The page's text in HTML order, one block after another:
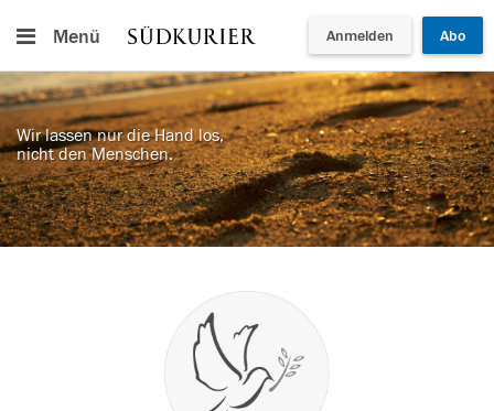
Menü Anmelden Abo
Wir lassen nur die Hand los,
nicht den Menschen.